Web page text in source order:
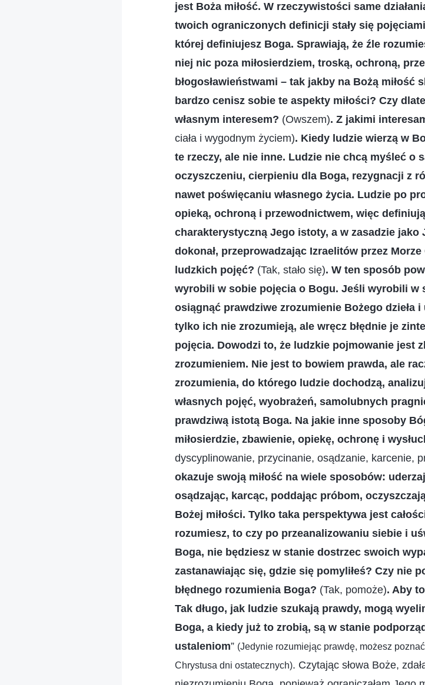
jest Boża miłość. W rzeczywistości same
twoich ograniczonych definicji stały się
której definiujesz Boga. Sprawiają, że źle
niej nic poza miłosierdziem, troską, ochroną,
błogosławieństwami – tak jakby na Bożą miłość
bardzo cenisz sobie te aspekty miłości? Czy
własnym interesem? (Owszem). Z jakimi
ciała i wygodnym życiem). Kiedy ludzie wierzą w
te rzeczy, ale nie inne. Ludzie nie chcą myśleć o
oczyszczeniu, cierpieniu dla Boga, rezygnacji z
nawet poświęcaniu własnego życia. Ludzie po
opieką, ochroną i przewodnictwem, więc
charakterystyczną Jego istoty, a w zasadzie
dokonał, przeprowadzając Izraelitów przez Morze
ludzkich pojęć? (Tak, stało się). W ten sposób
wyrobili w sobie pojęcia o Bogu. Jeśli wyrobili w
osiągnąć prawdziwe zrozumienie Bożego dzieła
tylko ich nie zrozumieją, ale wręcz błędnie je
pojęcia. Dowodzi to, że ludzkie pojmowanie jest
zrozumieniem. Nie jest to bowiem prawda, ale
zrozumienia, do którego ludzie dochodzą,
własnych pojęć, wyobrażeń, samolubnych
prawdziwą istotą Boga. Na jakie inne sposoby
miłosierdzie, zbawienie, opiekę, ochronę i
dyscyplinowanie, przycinanie, osądzanie, karcenie,
okazuje swoją miłość na wiele sposobów:
osądzając, karcąc, poddając próbom,
Bożej miłości. Tylko taka perspektywa jest
rozumiesz, to czy po przeanalizowaniu siebie i
Boga, nie będziesz w stanie dostrzec swoich
zastanawiając się, gdzie się pomyliłeś? Czy nie
błędnego rozumienia Boga? (Tak, pomoże). Aby
Tak długo, jak ludzie szukają prawdy, mogą
Boga, a kiedy już to zrobią, są w stanie
ustaleniom” (Jedynie rozumiejąc prawdę, możesz
Chrystusa dni ostatecznych). Czytając słowa Boże,